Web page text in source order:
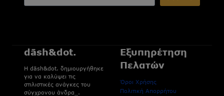
dāsh&dot.
H dāsh&dot. δημιουργήθηκε
για να καλύψει τις
στιλιστικές ανάγκες του
σύγχρονου άνδρα_.
Εξυπηρέτηση
Πελατών
Όροι Χρήσης
Πολιτική Απορρήτου